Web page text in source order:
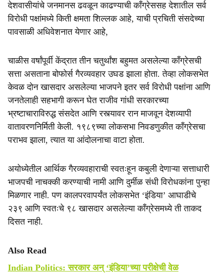
देशवासीयांचे जनमानस ढवळून काढण्याची काँग्रेससह देशातील सर्व
विरोधी पक्षांमध्ये किती क्षमता शिल्लक आहे, याची प्रचिती संसदेच्या
पावसाळी अधिवेशनात येणार आहे,
चाळीस वर्षांपूर्वी केंद्रात तीन चतुर्थांश बहुमत असलेल्या काँग्रेसची
सत्ता असताना बोफोर्स गैरव्यवहार उघड झाला होता. तेव्हा लोकसभेत
केवळ दोन खासदार असलेल्या भाजपने इतर सर्व विरोधी पक्षांना आणि
जनतेलाही सहभागी करून घेत राजीव गांधी सरकारच्या
भ्रष्टाचाराविरुद्ध संसदेत आणि रस्त्यावर रान माजवून देशव्यापी
वातावरणनिर्मिती केली. १९८९च्या लोकसभा निवडणुकीत काँग्रेसचा
पराभव झाला, त्यात या आंदोलनाचा वाटा होता.
अयोध्येतील आर्थिक गैरव्यवहाराची स्वतःहून कबुली देणाऱ्या सत्ताधारी
भाजपची नाचक्की करण्याची नामी आणि दुर्मीळ संधी विरोधकांना पुन्हा
मिळणार नाही. पण कालपरवापर्यंत लोकसभेत ‘इंडिया’ आघाडीचे
२३९ आणि स्वतःचे ९८ खासदार असलेल्या काँग्रेसमध्ये ती ताकद
दिसत नाही.
Also Read
Indian Politics: सरकार अन् ‘इंडिया’च्या परीक्षेची वेळ